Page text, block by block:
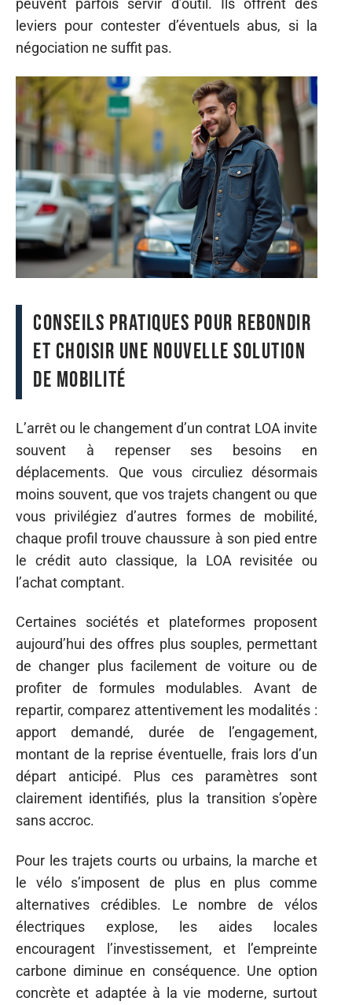
leviers pour contester d’éventuels abus, si la
négociation ne suffit pas.
Conseils pratiques pour rebondir
et choisir une nouvelle solution
de mobilité
L’arrêt ou le changement d’un contrat LOA invite
souvent à repenser ses besoins en
déplacements. Que vous circuliez désormais
moins souvent, que vos trajets changent ou que
vous privilégiez d’autres formes de mobilité,
chaque profil trouve chaussure à son pied entre
le crédit auto classique, la LOA revisitée ou
l’achat comptant.
Certaines sociétés et plateformes proposent
aujourd’hui des offres plus souples, permettant
de changer plus facilement de voiture ou de
profiter de formules modulables. Avant de
repartir, comparez attentivement les modalités :
apport demandé, durée de l’engagement,
montant de la reprise éventuelle, frais lors d’un
départ anticipé. Plus ces paramètres sont
clairement identifiés, plus la transition s’opère
sans accroc.
Pour les trajets courts ou urbains, la marche et
le vélo s’imposent de plus en plus comme
alternatives crédibles. Le nombre de vélos
électriques explose, les aides locales
encouragent l’investissement, et l’empreinte
carbone diminue en conséquence. Une option
concrète et adaptée à la vie moderne, surtout